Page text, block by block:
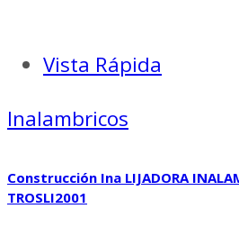
Vista Rápida
Inalambricos
Construcción Ina LIJADORA
TROSLI2001